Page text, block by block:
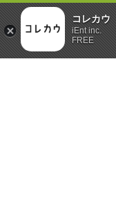
コレカウ
iEnt inc.
FREE